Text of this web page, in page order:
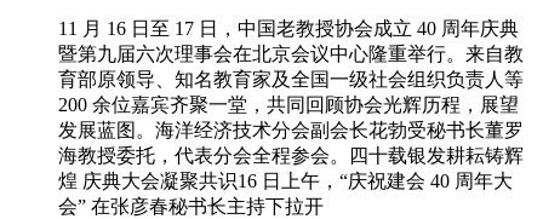
11 月 16 日至 17 日，中国老教授协会成立 40 周年庆典
暨第九届六次理事会在北京会议中心隆重举行。来自教
育部原领导、知名教育家及全国一级社会组织负责人等
200 余位嘉宾齐聚一堂，共同回顾协会光辉历程，展望
发展蓝图。海洋经济技术分会副会长花勃受秘书长董罗
海教授委托，代表分会全程参会。四十载银发耕耘铸辉
煌 庆典大会凝聚共识16 日上午，“庆祝建会 40 周年大
会” 在张彦春秘书长主持下拉开